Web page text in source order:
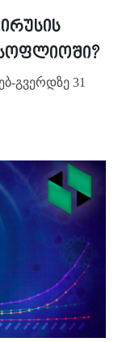
გვერდზე 31